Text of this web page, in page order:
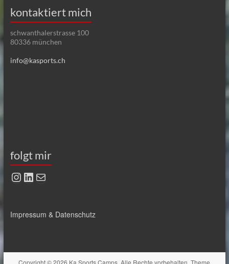
kontaktiert mich
schwanthalerstrasse 100
80336 münchen
info@kasports.ch
folgt mir
Instagram
LinkedIn
E-Mail
Impressum & Datenschutz
Copyright © 2026 Ka Sports Camps . Alle Rechte vorbehalten. Theme